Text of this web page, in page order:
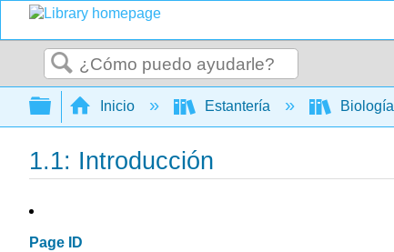
Buscar
Expandir/contraer jerarquía global
Inicio Estantería Biología
1.1: Introducción
Page ID